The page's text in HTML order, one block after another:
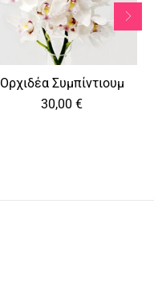
Ορχιδέα Συμπίντιουμ
30,00 €